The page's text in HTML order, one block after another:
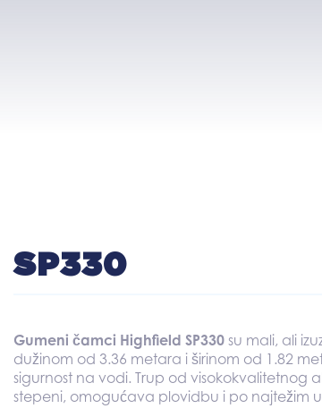
SP330
Gumeni čamci Highfield SP330 su mali, ali
dužinom od 3.36 metara i širinom od 1.82
sigurnost na vodi. Trup od visokokvalitetnog
stepeni, omogućava plovidbu i po najtežim